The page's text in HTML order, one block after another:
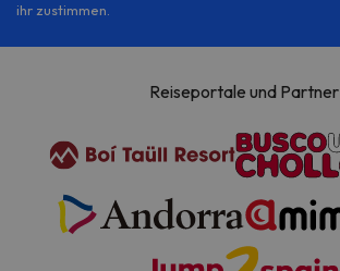
ihr zustimmen.
Reiseportale und Partner